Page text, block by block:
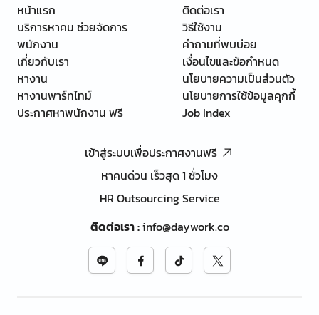
หน้าแรก
บริการหาคน ช่วยจัดการ
พนักงาน
เกี่ยวกับเรา
หางาน
หางานพาร์ทไทม์
ประกาศหาพนักงาน ฟรี
ติดต่อเรา
วิธีใช้งาน
คำถามที่พบบ่อย
เงื่อนไขและข้อกำหนด
นโยบายความเป็นส่วนตัว
นโยบายการใช้ข้อมูลคุกกี้
Job Index
เข้าสู่ระบบเพื่อประกาศงานฟรี
หาคนด่วน เร็วสุด 1 ชั่วโมง
HR Outsourcing Service
ติดต่อเรา:info@daywork.co